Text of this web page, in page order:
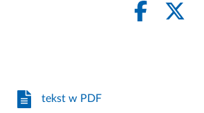
tekst w PDF